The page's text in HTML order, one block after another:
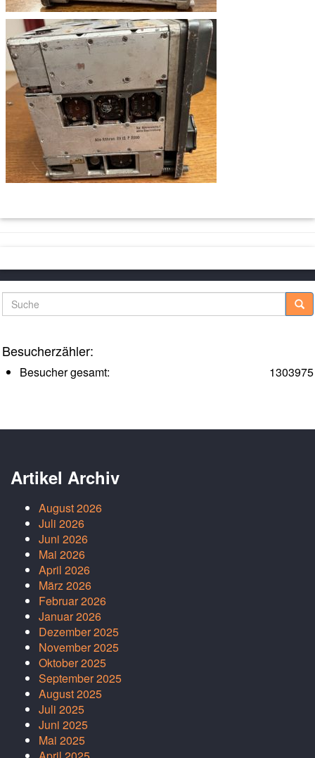
Suche
Besucherzähler:
1303975
Besucher gesamt:
Artikel Archiv
August 2026
Juli 2026
Juni 2026
Mai 2026
April 2026
März 2026
Februar 2026
Januar 2026
Dezember 2025
November 2025
Oktober 2025
September 2025
August 2025
Juli 2025
Juni 2025
Mai 2025